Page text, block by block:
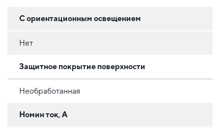
С ориентационным освещением
Нет
Защитное покрытие поверхности
Необработанная
Номин ток, А